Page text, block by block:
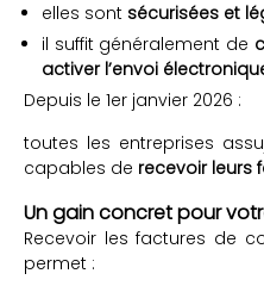
elles sont sécurisées et
il suffit généralement de
activer l’envoi
Depuis le 1er janvier 2026 :
toutes les entreprises
capables de recevoir leurs
Un gain concret pour
Recevoir les factures de
permet :